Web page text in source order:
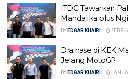
ITDC Tawarkan
Mandalika plus
BY EDGAR KHAIRI
Drainase di KEK
Jelang MotoGP
BY EDGAR KHAIRI